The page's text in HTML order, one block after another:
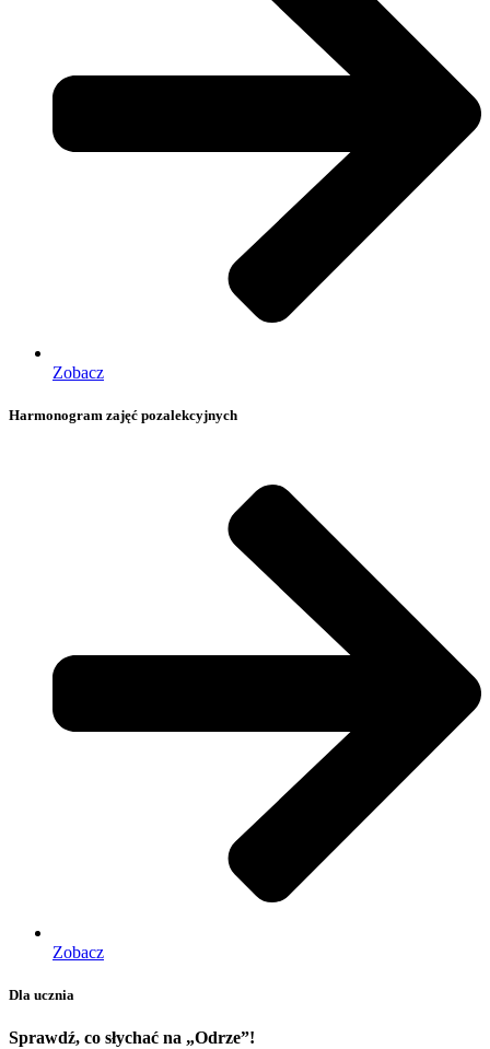
Zobacz
Harmonogram zajęć pozalekcyjnych
Zobacz
Dla ucznia
Sprawdź, co słychać na „Odrze”!